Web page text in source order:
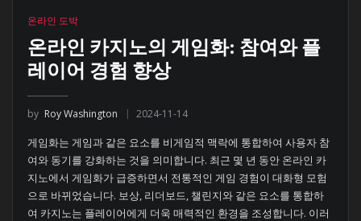
온라인 도박
온라인 카지노의 게임화: 참여와 플
레이어 경험 향상
by Roy Washington 2024-11-14
게임화는 게임과 같은 요소를 비게임적 맥락에 통합하여 사용자 참
여와 동기를 강화하는 것을 의미합니다. 최근 몇 년 동안 온라인 카
지노에서 게임화가 급증하면서 전통적인 게임 경험이 대화형 모험
으로 바뀌었습니다. 보상, 리더보드, 챌린지와 같은 요소를 통합하
여 카지노는 플레이어에게 더욱 매력적인 환경을 조성합니다. 이러